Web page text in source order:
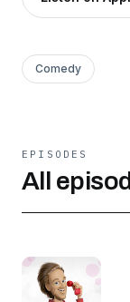
Comedy
EPISODES
All